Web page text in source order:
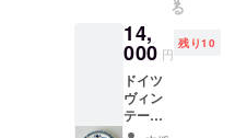
の指定
はでき
ませ
ん。 ＊
当
ショッ
プでは
ich
(ミッ
タータ
イヒ),
etc ＊お
写真は
はでき
ませ
ん。 ＊
当
ショッ
プでは
造元の
情報が
りした
ものを
厳選し
微妙に
異なり
それぞ
れが一
点一点
生日を
迎える
と、迎
えた人
自身が
ケーキ
る
14,
000 円
残り10
ドイツ
ヴィン
テージ
メイン